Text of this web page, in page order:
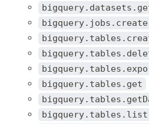
bigquery.jobs.create
bigquery.tables.get
bigquery.tables.list